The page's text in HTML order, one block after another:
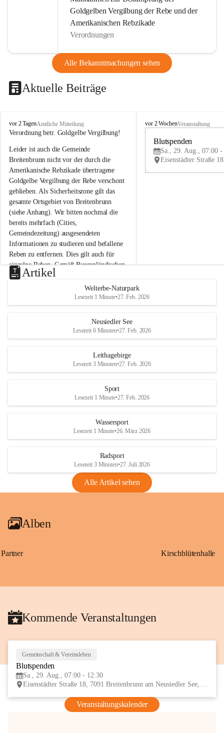
Goldgelben Vergilbung der Rebe und der
Amerikanischen Rebzikade
Verordnungen
Alle Bekanntmachungen sehen
Aktuelle Beiträge
B
r
i
t
e
n
b
r
u
n
n
a
m
N
e
u
s
d
S
vor 2 TagenAmtliche Mitteilung
Verordnung betr. Goldgelbe Vergilbung!
Leider ist auch die Gemeinde
Breitenbrunn nicht vor der durch die
Amerikanische Rebzikade übertragene
Goldgelbe Vergilbung der Rebe verschont
geblieben. Als Sicherheitszone gilt das
gesamte Ortsgebiet von Breitenbrunn
(siehe Anhang). Wir bitten nochmal die
bereits mehrfach (Cities,
Gemeindezeitung) ausgesendeten
Informationen zu studieren und befallene
Reben zu entfernen. Dies gilt auch für
einzelne Reben. Gemäß Burgenländischen
Weinbaugesetz sind nicht gepflegte oder
unzulässige Weingärten zu roden! Bitte
helfen wir zusammen um unsere Winzer
vor den prognostizierten Ernteausfällen
und den daraus folgenden wirtschaftlichen
Maßnahmen zur Bekämpfung
Rebe und der Amerikanischen
Anhang VBl. EU Nr. 18
1 Seite•1,4 MB
VBl. EU Nr. 18_2026
B
e
u
e
d
r
S
vor 2 WochenVeranstaltung
Blutspenden
Sa., 29. Aug., 07:00 -
Artikel
Welterbe-Naturpark
Lesezeit 1 Minute•27. Feb. 2026
Neusiedler See
Lesezeit 6 Minuten•27. Feb. 2026
Leithagebirge
Lesezeit 3 Minuten•27. Feb. 2026
Sport
Lesezeit 1 Minute•27. Feb. 2026
Wassersport
Lesezeit 1 Minute•26. März 2026
Radsport
Lesezeit 3 Minuten•27. Juli 2026
Alle Artikel sehen
Alben
Partner Kirschblütenhalle
Kommende Veranstaltungen
Gemeinschaft & Vereinsleben
Blutspenden
Sa., 29. Aug., 07:00 - 12:30
Eisenstädter Straße 18, 7091 Breitenbrunn am Neusiedler See, AUT
Veranstaltungskalender